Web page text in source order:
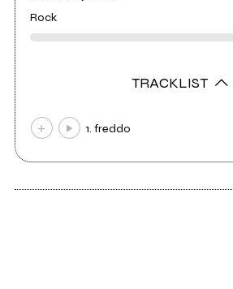
Rock
TRACKLIST
1. freddo